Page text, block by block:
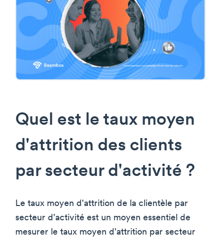
Quel est le taux moyen
d'attrition des clients
par secteur d'activité ?
Le taux moyen d'attrition de la clientèle par
secteur d'activité est un moyen essentiel de
mesurer le taux moyen d'attrition par secteur